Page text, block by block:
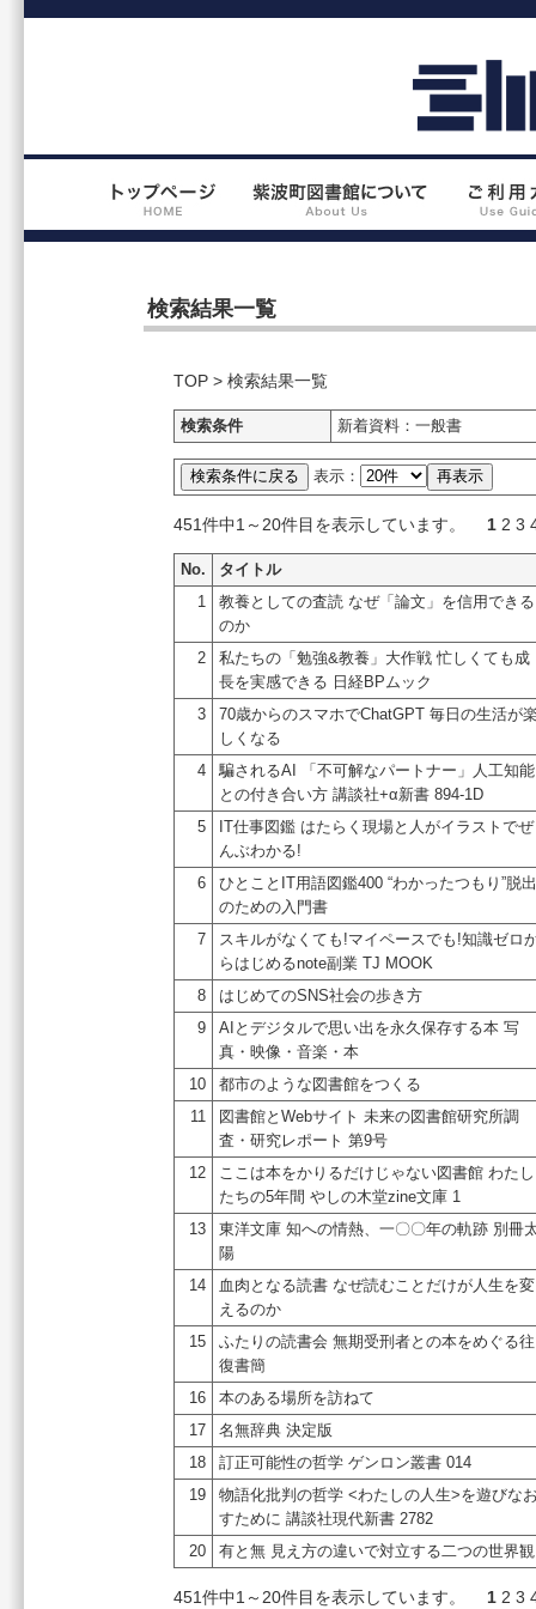
検索結果一覧
TOP > 検索結果一覧
検索条件 新着資料：一般書
表示：
451件中1～20件目を表示しています。 1 2 3
No.
タイトル
1
教養としての査読 なぜ「論文」を信用できる
のか
2
私たちの「勉強&教養」大作戦 忙しくても成
長を実感できる 日経BPムック
3
70歳からのスマホでChatGPT 毎日の生活が
しくなる
4
騙されるAI 「不可解なパートナー」人工知能
との付き合い方 講談社+α新書 894-1D
5
IT仕事図鑑 はたらく現場と人がイラストでぜ
んぶわかる!
6
ひとことIT用語図鑑400 “わかったつもり”脱出
のための入門書
7
スキルがなくても!マイペースでも!知識ゼロ
らはじめるnote副業 TJ MOOK
8
はじめてのSNS社会の歩き方
9
AIとデジタルで思い出を永久保存する本 写
真・映像・音楽・本
10
都市のような図書館をつくる
11
図書館とWebサイト 未来の図書館研究所調
査・研究レポート 第9号
12
ここは本をかりるだけじゃない図書館 わたし
たちの5年間 やしの木堂zine文庫 1
13
東洋文庫 知への情熱、一〇〇年の軌跡 別冊
陽
14
血肉となる読書 なぜ読むことだけが人生を変
えるのか
15
ふたりの読書会 無期受刑者との本をめぐる往
復書簡
16
本のある場所を訪ねて
17
名無辞典 決定版
18
訂正可能性の哲学 ゲンロン叢書 014
19
物語化批判の哲学 <わたしの人生>を遊びな
すために 講談社現代新書 2782
20
有と無 見え方の違いで対立する二つの世界観
451件中1～20件目を表示しています。 1 2 3